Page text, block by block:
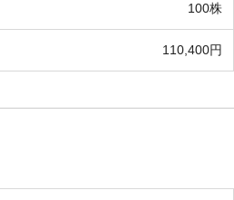
100株
110,400円